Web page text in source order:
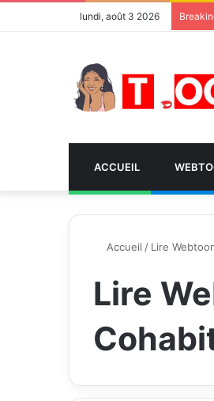
lundi, août 3 2026
ACCUEIL
Accueil / Lire
Lire